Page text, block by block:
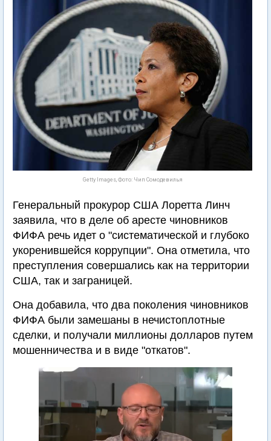
Getty Images, Фото: Чип Сомодевилья
Генеральный прокурор США Лоретта Линч
заявила, что в деле об аресте чиновников
ФИФА речь идет о "систематической и глубоко
укоренившейся коррупции". Она отметила, что
преступления совершались как на территории
США, так и заграницей.
Она добавила, что два поколения чиновников
ФИФА были замешаны в нечистоплотные
сделки, и получали миллионы долларов путем
мошенничества и в виде "откатов".